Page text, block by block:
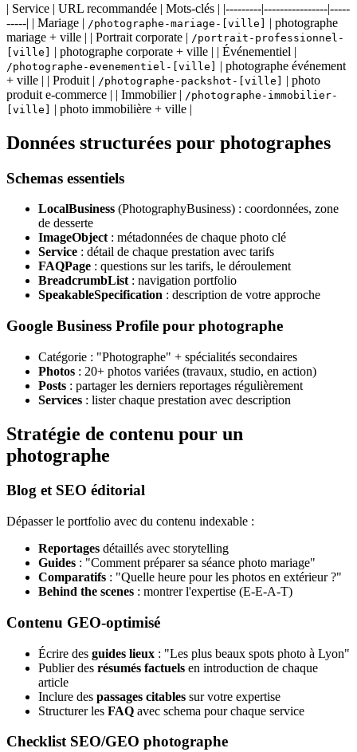
| Service | URL recommandée | Mots-clés | |---------|----------------|-----
-----| | Mariage | /photographe-mariage-[ville] | photographe
mariage + ville | | Portrait corporate | /portrait-professionnel-
[ville] | photographe corporate + ville | | Événementiel |
/photographe-evenementiel-[ville] | photographe événement
+ ville | | Produit | /photographe-packshot-[ville] | photo
produit e-commerce | | Immobilier | /photographe-immobilier-
[ville] | photo immobilière + ville |
Données structurées pour photographes
Schemas essentiels
LocalBusiness (PhotographyBusiness) : coordonnées, zone
de desserte
ImageObject : métadonnées de chaque photo clé
Service : détail de chaque prestation avec tarifs
FAQPage : questions sur les tarifs, le déroulement
BreadcrumbList : navigation portfolio
SpeakableSpecification : description de votre approche
Google Business Profile pour photographe
Catégorie : "Photographe" + spécialités secondaires
Photos : 20+ photos variées (travaux, studio, en action)
Posts : partager les derniers reportages régulièrement
Services : lister chaque prestation avec description
Stratégie de contenu pour un
photographe
Blog et SEO éditorial
Dépasser le portfolio avec du contenu indexable :
Reportages détaillés avec storytelling
Guides : "Comment préparer sa séance photo mariage"
Comparatifs : "Quelle heure pour les photos en extérieur ?"
Behind the scenes : montrer l'expertise (E-E-A-T)
Contenu GEO-optimisé
Écrire des guides lieux : "Les plus beaux spots photo à Lyon"
Publier des résumés factuels en introduction de chaque
article
Inclure des passages citables sur votre expertise
Structurer les FAQ avec schema pour chaque service
Checklist SEO/GEO photographe